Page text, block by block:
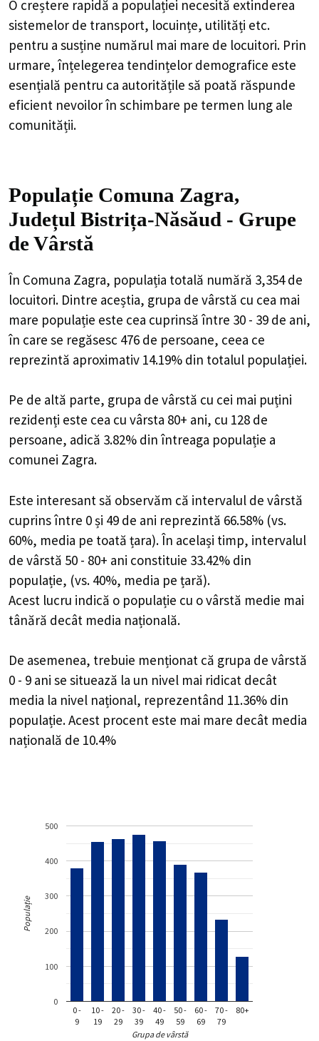
O creștere rapidă a populației necesită extinderea
sistemelor de transport, locuințe, utilități etc.
pentru a susține numărul mai mare de locuitori. Prin
urmare, înțelegerea tendințelor demografice este
esențială pentru ca autoritățile să poată răspunde
eficient nevoilor în schimbare pe termen lung ale
comunității.
Populație Comuna Zagra,
Județul Bistrița-Năsăud - Grupe
de Vârstă
În Comuna Zagra, populația totală numără 3,354 de
locuitori. Dintre aceștia, grupa de vârstă cu cea mai
mare populație este cea cuprinsă între 30 - 39 de ani,
în care se regăsesc 476 de persoane, ceea ce
reprezintă aproximativ 14.19% din totalul populației.
Pe de altă parte, grupa de vârstă cu cei mai puțini
rezidenți este cea cu vârsta 80+ ani, cu 128 de
persoane, adică 3.82% din întreaga populație a
comunei Zagra.
Este interesant să observăm că intervalul de vârstă
cuprins între 0 și 49 de ani reprezintă 66.58% (vs.
60%, media pe toată țara). În același timp, intervalul
de vârstă 50 - 80+ ani constituie 33.42% din
populație, (vs. 40%, media pe țară).
Acest lucru indică o populație cu o vârstă medie mai
tânără decât media națională.
De asemenea, trebuie menționat că grupa de vârstă
0 - 9 ani se situează la un nivel mai ridicat decât
media la nivel național, reprezentând 11.36% din
populație. Acest procent este mai mare decât media
națională de 10.4%
0 -
9
10 -
19
20 -
29
30 -
39
40 -
49
50 -
59
60 -
69
70 -
79
80+
0
100
200
300
400
500
Grupa de vârstă
Populație